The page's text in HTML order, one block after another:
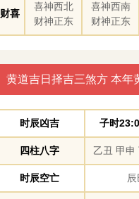
财喜
喜神西北
财神正东
喜神西南
财神正东
黄道吉日择吉三煞方 本年
时辰凶吉 子时
四柱八字 乙丑 甲申
时辰空亡